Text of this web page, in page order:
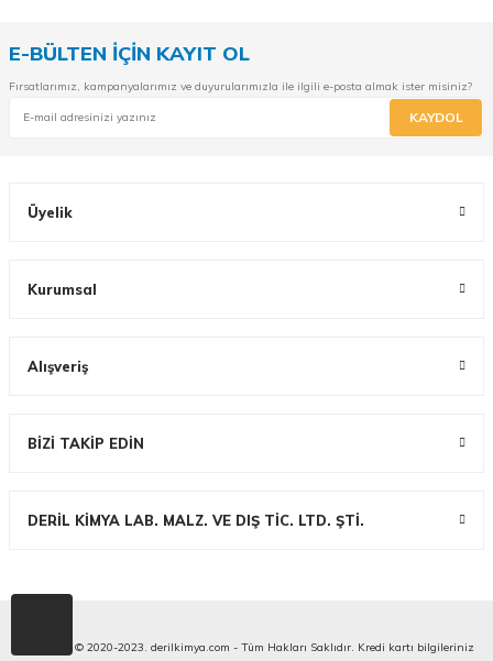
E-BÜLTEN İÇİN KAYIT OL
Fırsatlarımız, kampanyalarımız ve duyurularımızla ile ilgili e-posta almak ister misiniz?
KAYDOL
Üyelik
Kurumsal
Alışveriş
BİZİ TAKİP EDİN
DERİL KİMYA LAB. MALZ. VE DIŞ TİC. LTD. ŞTİ.
Copyright © 2020-2023. derilkimya.com - Tüm Hakları Saklıdır. Kredi kartı bilgileriniz